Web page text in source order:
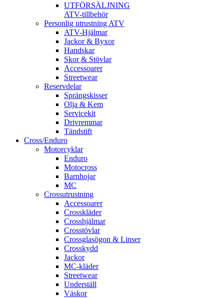
UTFÖRSÄLJNING
ATV-tillbehör
Personlig utrustning ATV
ATV-Hjälmar
Jackor & Byxor
Handskar
Skor & Stövlar
Accessoarer
Streetwear
Reservdelar
Sprängskisser
Olja & Kem
Servicekit
Drivremmar
Tändstift
Cross/Enduro
Motorcyklar
Enduro
Motocross
Barnhojar
MC
Crossutrustning
Accessoarer
Crosskläder
Crosshjälmar
Crosstövlar
Crossglasögon & Linser
Crosskydd
Jackor
MC-kläder
Streetwear
Underställ
Väskor